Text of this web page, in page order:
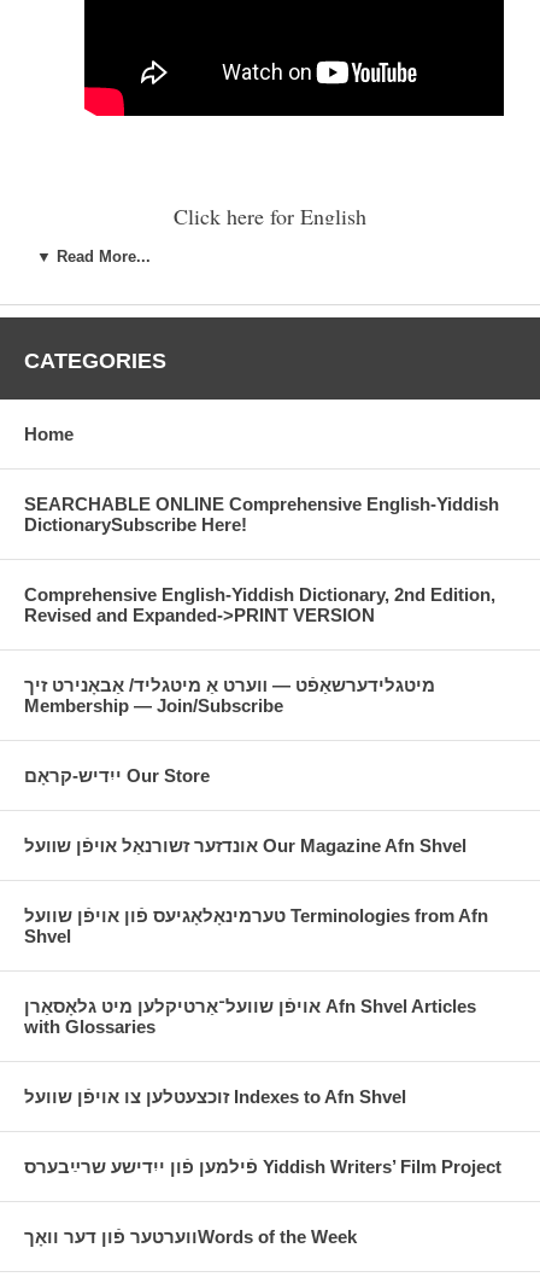
Click here for English
געוועזענער דעקאַן פֿונעם מאַקס
אַרײַנפֿיר צום הויפּטרעדנער: ד"ר צירל
קונזיץ, דירעקטאָר, ייִדישע שטודיעס,
הויפּטרעדנער: ד"ר בנימין מאָס,
פּאָזען-פּראָפֿעסאָר פֿון דער מאָדערנער
ייִדישער געשיכטע דזשאַנס
האַפּקינס-אוניווערסיטעט
„פֿון וואַנען נעמען זיך אונדזערע
צרות? נאַציאָנאַליזם, די מלוכה, און דער
נײַער אַנטיסעמיטיזם אין דעם ציוניסטישן
גלות־נאַציאָנאַליסטישן און
טעריטאָריאַליסטישן געדאַנק, 1939-1929"
פּערזענלעכע זכרנות: ד"ר איציק
גאָטעסמאַן, פּלימעניק און שכן;
זשורנאַליסט און פֿאָלקלאָריסט
מוזיקאַלישע פּראָגראַם: זשעניע לאָפּאַטניק,
זינגערין/זינגליד־שרײַבערין פֿון כאַרקעוו,
אוקראַיִנע
שלוסוואָרט: ד"ר שבֿע צוקער,
די פּראָגראַם איז אָרגאַניזירט געוואָרן
בשותּפֿות מיט דעם ייִדישן וויסנשאַפֿטלעכן
אינסטיטוט — ייִוואָ און איז פֿאָרגעקומען
אין דעם בנין פֿון דעם ייִוואָ/צענטער פֿאַר
ייִדישער געשיכטע אין מאַנהעטן.
Program
Weinreich Center, YIVO
▼ Read More...
CATEGORIES
Home
SEARCHABLE ONLINE Comprehensive English-Yiddish
DictionarySubscribe Here!
Comprehensive English-Yiddish Dictionary, 2nd Edition,
Revised and Expanded->PRINT VERSION
מיטגלידערשאַפֿט — װערט אַ מיטגליד/ אַבאָנירט זיך
Membership — Join/Subscribe
ייִדיש-קראָם Our Store
אונדזער זשורנאַל אױפֿן שװעל Our Magazine Afn Shvel
טערמינאָלאָגיעס פֿון אויפֿן שוועל Terminologies from Afn
Shvel
אויפֿן שוועל־אַרטיקלען מיט גלאָסאַרן Afn Shvel Articles
with Glossaries
זוכצעטלען צו אויפֿן שוועל Indexes to Afn Shvel
פֿילמען פֿון ייִדישע שרײַבערס Yiddish Writers’ Film Project
ווערטער פֿון דער וואָךWords of the Week